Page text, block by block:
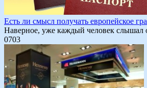
Есть ли смысл получать европейское
Наверное, уже каждый человек слышал
0703